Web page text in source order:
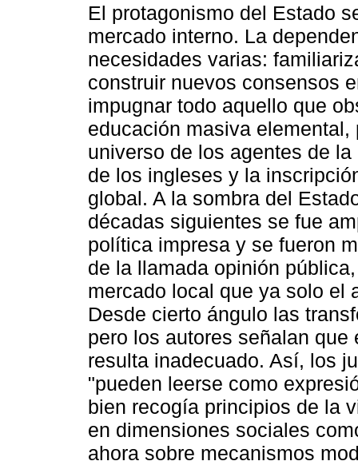
El protagonismo del Estado
mercado interno. La
necesidades varias:
construir nuevos consensos
impugnar todo aquello que
educación masiva
universo de los agentes de
de los ingleses y la
global. A la sombra del
décadas siguientes se fue
política impresa y se fueron
de la llamada opinión
mercado local que ya solo el
Desde cierto ángulo las
pero los autores señalan
resulta inadecuado. Así, los
"pueden leerse como
bien recogía principios de la
en dimensiones sociales
ahora sobre mecanismos